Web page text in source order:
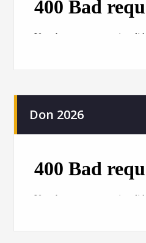
Ateliers
[12 juin] Spectacle
Don 2026